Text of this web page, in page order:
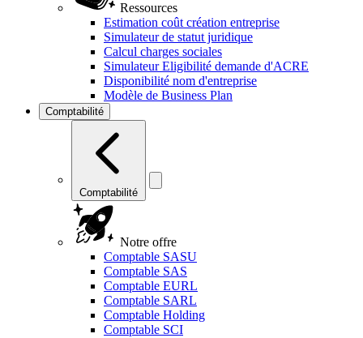
Ressources
Estimation coût création entreprise
Simulateur de statut juridique
Calcul charges sociales
Simulateur Eligibilité demande d'ACRE
Disponibilité nom d'entreprise
Modèle de Business Plan
Comptabilité
Comptabilité
Notre offre
Comptable SASU
Comptable SAS
Comptable EURL
Comptable SARL
Comptable Holding
Comptable SCI